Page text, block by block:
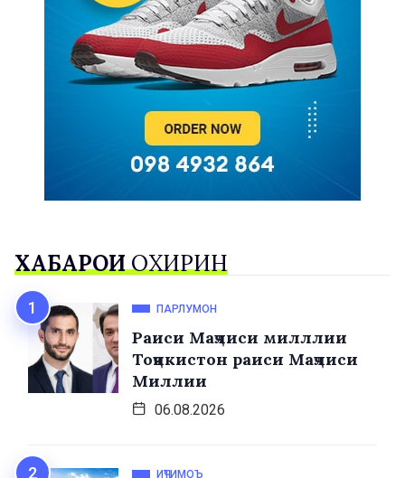
ХАБАРҲОИОХИРИН
ПАРЛУМОН
Раиси Маҷлиси милллии
Тоҷикистон раиси Маҷлиси
Миллии
06.08.2026
ИҶТИМОЪ